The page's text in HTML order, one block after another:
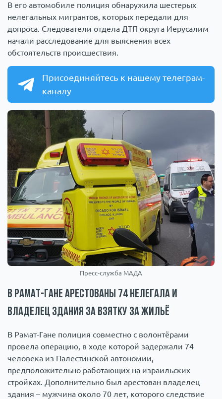
В его автомобиле полиция обнаружила шестерых
нелегальных мигрантов, которых передали для
допроса. Следователи отдела ДТП округа Иерусалим
начали расследование для выяснения всех
обстоятельств происшествия.
Присоединяйтесь к нашему телеграм-
каналу
Пресс-служба МАДА
В Рамат-Гане арестованы 74 нелегала и
владелец здания за взятку за жильё
В Рамат-Гане полиция совместно с волонтёрами
провела операцию, в ходе которой задержали 74
человека из Палестинской автономии,
предположительно работающих на израильских
стройках. Дополнительно был арестован владелец
здания – мужчина около 70 лет, которого следствие